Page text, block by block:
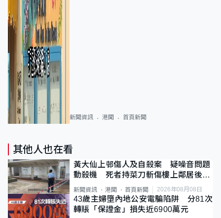
新聞資訊 港聞 首頁新聞
其他人也在看
黃大仙上邨傷人及自殺案 疑噪音問題
動殺機 死者持菜刀斬傷樓上鄰居後墮
斃
新聞資訊 港聞 首頁新聞 2026年08月08日
43歲主婦墮內地公安電騙陷阱 分81次
轉賬「保證金」損失近6900萬元